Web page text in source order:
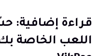
قراءة إضافية: